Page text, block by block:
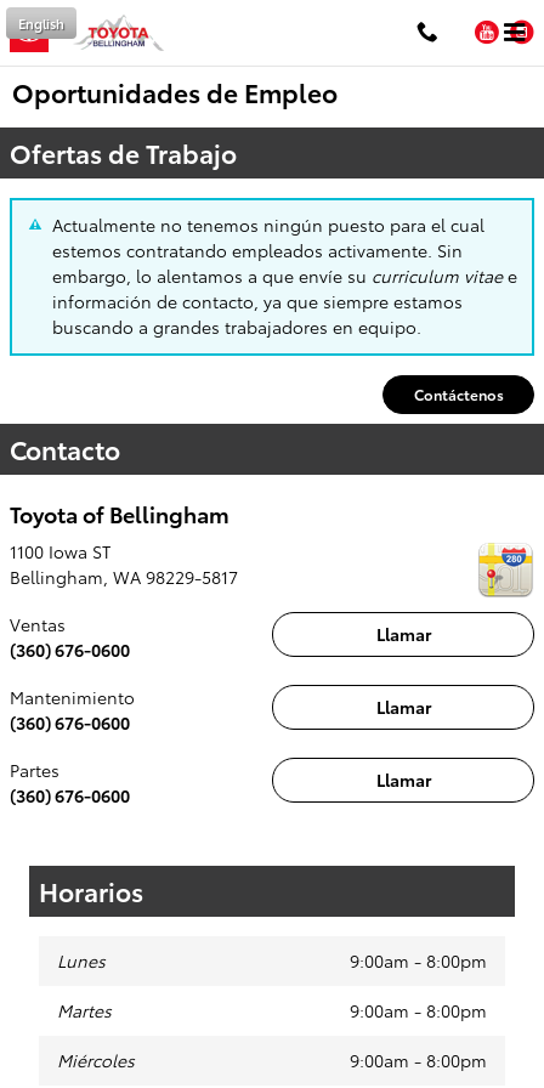
Saltar al contenido principal
English
Oportunidades de Empleo
Ofertas de Trabajo
Actualmente no tenemos ningún puesto para el cual
estemos contratando empleados activamente. Sin
embargo, lo alentamos a que envíe su curriculum vitaee
información de contacto, ya que siempre estamos
buscando a grandes trabajadores en equipo.
Contáctenos
Contacto
Toyota of Bellingham
1100 Iowa ST
Bellingham WA 98229-5817
Llamar
Ventas
(360) 676-0600
Llamar
Mantenimiento
(360) 676-0600
Llamar
Partes
(360) 676-0600
Horarios
Lunes 9:00am - 8:00pm
Martes 9:00am - 8:00pm
Miércoles 9:00am - 8:00pm